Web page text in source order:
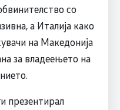
со
а Италија како
на Македонија
за владеењето на
презентирал